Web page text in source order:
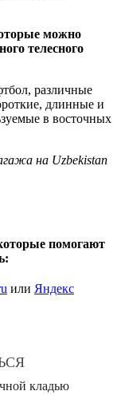
можно
телесного
различные
длинные и
в восточных
на Uzbekistan
помогают
или Яндекс
кладью